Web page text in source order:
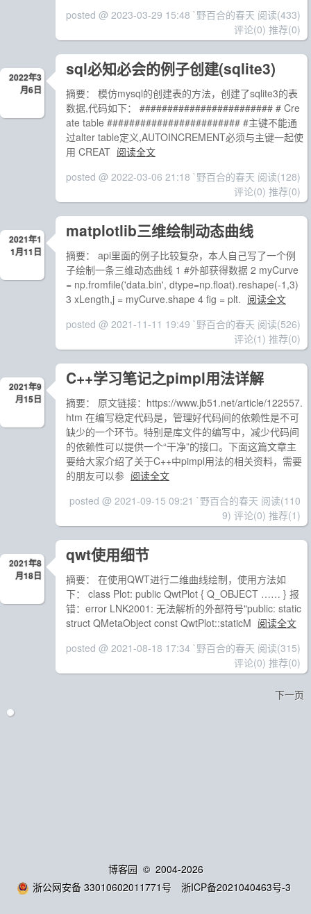
posted @ 2023-03-29 15:48 `野百合的春天 阅读(433)
评论(0) 推荐(0)
2022年3
月6日
sql必知必会的例子创建(sqlite3)
摘要： 模仿mysql的创建表的方法，创建了sqlite3的表
数据,代码如下： ######################## # Cre
ate table ######################## #主键不能通
过alter table定义,AUTOINCREMENT必须与主键一起使
用 CREAT 阅读全文
posted @ 2022-03-06 21:18 `野百合的春天 阅读(128)
评论(0) 推荐(0)
2021年1
1月11日
matplotlib三维绘制动态曲线
摘要： api里面的例子比较复杂，本人自己写了一个例
子绘制一条三维动态曲线 1 #外部获得数据 2 myCurve
= np.fromfile('data.bin', dtype=np.float).reshape(-1,3)
3 xLength,j = myCurve.shape 4 fig = plt. 阅读全文
posted @ 2021-11-11 19:49 `野百合的春天 阅读(526)
评论(1) 推荐(0)
2021年9
月15日
C++学习笔记之pimpl用法详解
摘要： 原文链接：https://www.jb51.net/article/122557.
htm 在编写稳定代码是，管理好代码间的依赖性是不可
缺少的一个环节。特别是库文件的编写中，减少代码间
的依赖性可以提供一个“干净”的接口。下面这篇文章主
要给大家介绍了关于C++中pimpl用法的相关资料，需要
的朋友可以参 阅读全文
posted @ 2021-09-15 09:21 `野百合的春天 阅读(110
9) 评论(0) 推荐(1)
2021年8
月18日
qwt使用细节
摘要： 在使用QWT进行二维曲线绘制，使用方法如
下： class Plot: public QwtPlot { Q_OBJECT …… } 报
错：error LNK2001: 无法解析的外部符号"public: static
struct QMetaObject const QwtPlot::staticM 阅读全文
posted @ 2021-08-18 17:34 `野百合的春天 阅读(315)
评论(0) 推荐(0)
下一页
博客园 © 2004-2026
浙公网安备 33010602011771号
浙ICP备2021040463号-3